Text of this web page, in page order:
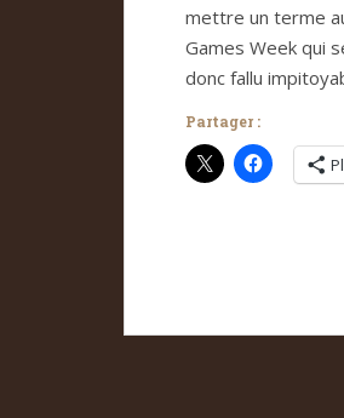
mettre un terme
Games Week qui
donc fallu
Partager :